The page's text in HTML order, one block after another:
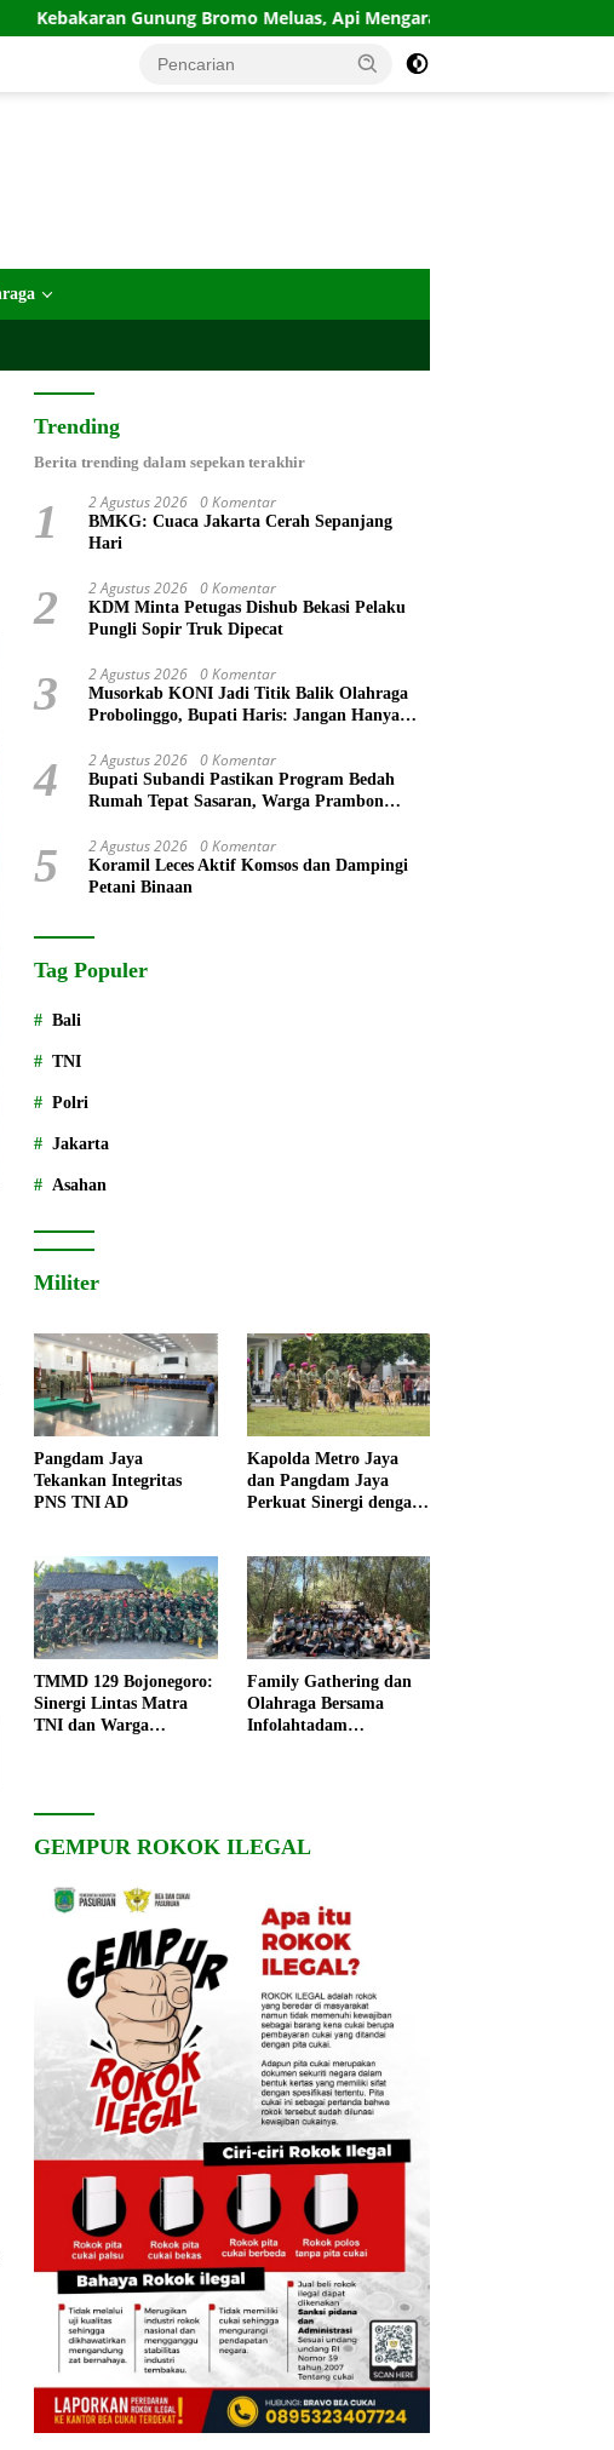
Gunung Bromo Meluas, Api Mengarah ke Wilayah Pasuruan
Trending
Berita trending dalam sepekan terakhir
1 2 Agustus 2026 0 Komentar
BMKG: Cuaca Jakarta Cerah Sepanjang
Hari
2 2 Agustus 2026 0 Komentar
KDM Minta Petugas Dishub Bekasi Pelaku
Pungli Sopir Truk Dipecat
3 2 Agustus 2026 0 Komentar
Musorkab KONI Jadi Titik Balik Olahraga
Probolinggo, Bupati Haris: Jangan Hanya
4 2 Agustus 2026 0 Komentar
Bupati Subandi Pastikan Program Bedah
Rumah Tepat Sasaran, Warga Prambon
5 2 Agustus 2026 0 Komentar
Koramil Leces Aktif Komsos dan Dampingi
Petani Binaan
Tag Populer
Bali
TNI
Polri
Jakarta
Asahan
Militer
Pangdam Jaya
Tekankan Integritas
PNS TNI AD
Kapolda Metro Jaya
dan Pangdam Jaya
Perkuat Sinergi dengan
TMMD 129 Bojonegoro:
Sinergi Lintas Matra
TNI dan Warga
Family Gathering dan
Olahraga Bersama
Infolahtadam
GEMPUR ROKOK ILEGAL